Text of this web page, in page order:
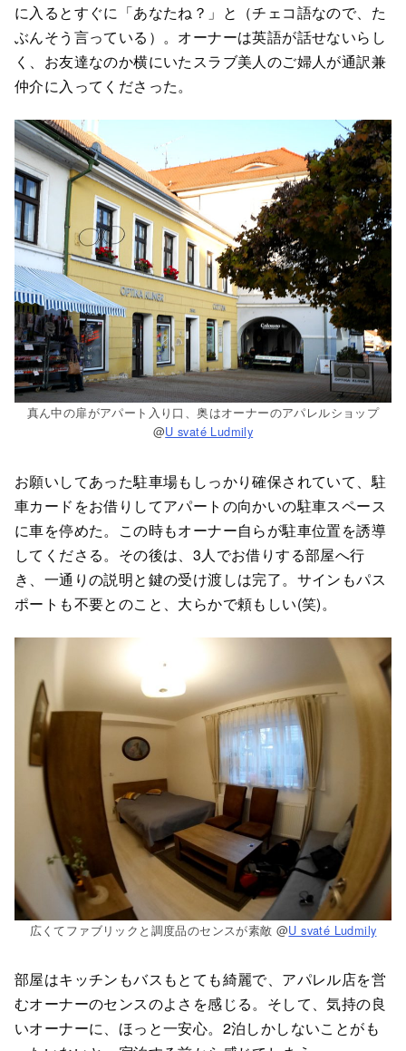
に入るとすぐに「あなたね？」と（チェコ語なので、た
ぶんそう言っている）。オーナーは英語が話せないらし
く、お友達なのか横にいたスラブ美人のご婦人が通訳兼
仲介に入ってくださった。
真ん中の扉がアパート入り口、奥はオーナーのアパレルショップ
@U svaté Ludmily
お願いしてあった駐車場もしっかり確保されていて、駐
車カードをお借りしてアパートの向かいの駐車スペース
に車を停めた。この時もオーナー自らが駐車位置を誘導
してくださる。その後は、3人でお借りする部屋へ行
き、一通りの説明と鍵の受け渡しは完了。サインもパス
ポートも不要とのこと、大らかで頼もしい(笑)。
広くてファブリックと調度品のセンスが素敵 @U svaté Ludmily
部屋はキッチンもバスもとても綺麗で、アパレル店を営
むオーナーのセンスのよさを感じる。そして、気持の良
いオーナーに、ほっと一安心。2泊しかしないことがも